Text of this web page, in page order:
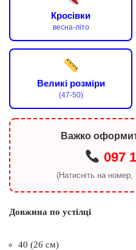
Кросівки
весна-літо
Великі розміри
(47-50)
Важко
097
(Натисніть на
Довжина по устілці
40 (26 см)